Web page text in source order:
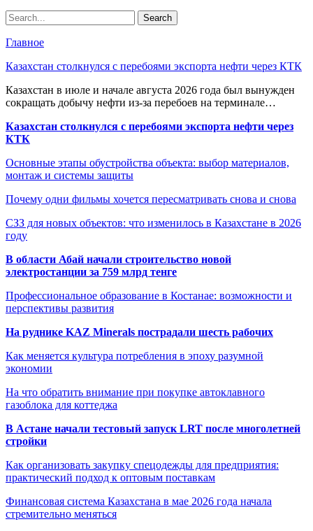
Главное
Казахстан столкнулся с перебоями экспорта нефти через КТК
Казахстан в июле и начале августа 2026 года был вынужден
сокращать добычу нефти из-за перебоев на терминале…
Казахстан столкнулся с перебоями экспорта нефти через
КТК
Основные этапы обустройства объекта: выбор материалов,
монтаж и системы защиты
Почему одни фильмы хочется пересматривать снова и снова
СЗЗ для новых объектов: что изменилось в Казахстане в 2026
году
В области Абай начали строительство новой
электростанции за 759 млрд тенге
Профессиональное образование в Костанае: возможности и
перспективы развития
На руднике KAZ Minerals пострадали шесть рабочих
Как меняется культура потребления в эпоху разумной
экономии
На что обратить внимание при покупке автоклавного
газоблока для коттеджа
В Астане начали тестовый запуск LRT после многолетней
стройки
Как организовать закупку спецодежды для предприятия:
практический подход к оптовым поставкам
Финансовая система Казахстана в мае 2026 года начала
стремительно меняться